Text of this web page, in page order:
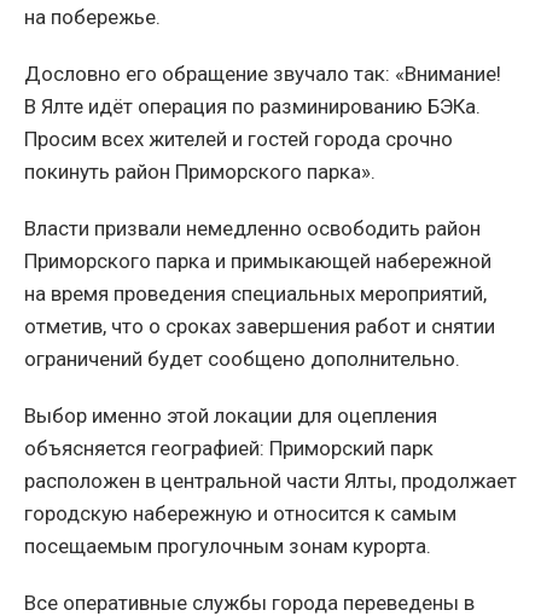
на побережье.
Дословно его обращение звучало так: «Внимание!
В Ялте идёт операция по разминированию БЭКа.
Просим всех жителей и гостей города срочно
покинуть район Приморского парка».
Власти призвали немедленно освободить район
Приморского парка и примыкающей набережной
на время проведения специальных мероприятий,
отметив, что о сроках завершения работ и снятии
ограничений будет сообщено дополнительно.
Выбор именно этой локации для оцепления
объясняется географией: Приморский парк
расположен в центральной части Ялты, продолжает
городскую набережную и относится к самым
посещаемым прогулочным зонам курорта.
Все оперативные службы города переведены в